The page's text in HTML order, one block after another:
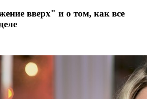
вверх" и о том, как все